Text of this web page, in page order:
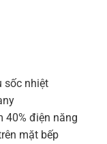
sốc nhiệt
40% điện năng
mặt bếp